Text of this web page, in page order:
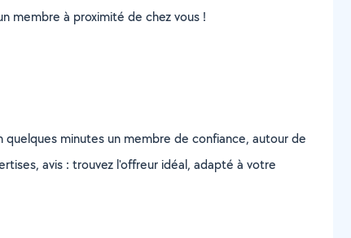
membre à proximité de chez vous !
minutes un membre de confiance, autour de
avis : trouvez l'offreur idéal, adapté à votre